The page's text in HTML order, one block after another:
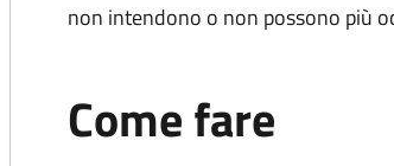
non intendono o non possono più
Come fare